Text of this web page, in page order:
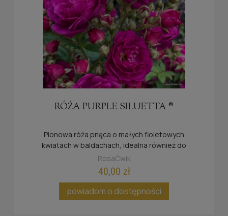
RÓŻA PURPLE SILUETTA ®
Pionowa róża pnąca o małych fioletowych
kwiatach w baldachach, idealna również do
mniejszych ogrodów.
RosaĆwik
40,00 zł
powiadom o dostępności